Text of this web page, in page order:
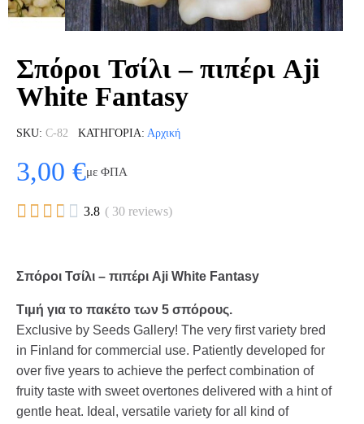
Σπόροι Τσίλι – πιπέρι Aji
White Fantasy
SKU C-82 ΚΑΤΗΓΟΡΊΑ Αρχική
3,00 €με ΦΠΑ
     3.8 ( 30 reviews)
Σπόροι Τσίλι – πιπέρι Aji White Fantasy
Τιμή για το πακέτο των 5 σπόρους.
Exclusive by Seeds Gallery! The very first variety bred
in Finland for commercial use. Patiently developed for
over five years to achieve the perfect combination of
fruity taste with sweet overtones delivered with a hint of
gentle heat. Ideal, versatile variety for all kind of